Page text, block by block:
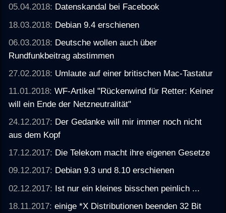
05.04.2018: Datenskandal bei Facebook
18.03.2018: Debian 9.4 erschienen
06.03.2018: Deutsche wollen auch über
Rundfunkbeitrag abstimmen
27.02.2018: Umlaute auf einer britischen Mac-Tastatur
11.01.2018:WF-Artikel "Rückenwind für Retter: Keiner
will ein Ende der Netzneutralität"
24.12.2017: Der Gedanke will mir immer noch nicht
aus dem Kopf
17.12.2017: Die Telekom macht ihre eigenen Gesetze
09.12.2017: Debian 9.3 und 8.10 erschienen
02.12.2017: Ist nur ein kleines bisschen peinlich ...
18.11.2017:einige *X Distributionen beenden 32 Bit